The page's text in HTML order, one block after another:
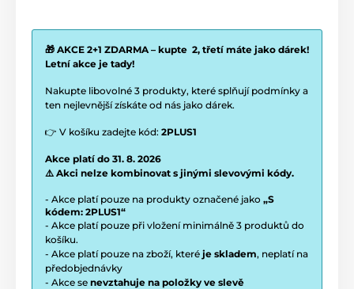
🎁 AKCE 2+1 ZDARMA – kupte 2, třetí máte jako dárek!
Letní akce je tady!
Nakupte libovolné 3 produkty, které splňují podmínky a
ten nejlevnější získáte od nás jako dárek.
👉 V košíku zadejte kód: 2PLUS1
Akce platí do 31. 8. 2026
⚠️ Akci nelze kombinovat s jinými slevovými kódy.
- Akce platí pouze na produkty označené jako „S
kódem: 2PLUS1“
- Akce platí pouze při vložení minimálně 3 produktů do
košíku.
- Akce platí pouze na zboží, které je skladem, neplatí na
předobjednávky
- Akce se nevztahuje na položky ve slevě